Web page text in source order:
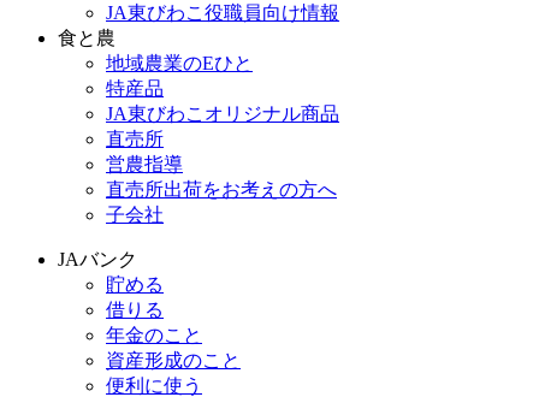
JA東びわこ役職員向け情報
食と農
地域農業のEひと
特産品
JA東びわこオリジナル商品
直売所
営農指導
直売所出荷をお考えの方へ
子会社
JAバンク
貯める
借りる
年金のこと
資産形成のこと
便利に使う